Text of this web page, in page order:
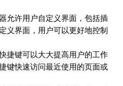
允许用户自定义界面，包括插
义界面，用户可以更好地控制
捷键可以大大提高用户的工作
键快速访问最近使用的页面或